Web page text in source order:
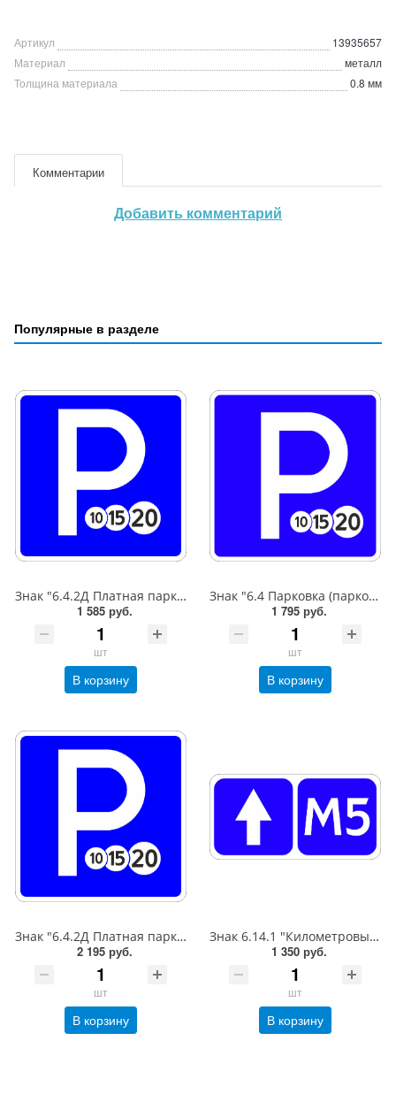
Артикул
13935657
Материал
металл
Толщина материала
0.8 мм
Комментарии
Добавить комментарий
Популярные в разделе
Знак "6.4.2Д Платная парковка для автотранспорта»,B=600,Тип А Коммерческая (3 года),металл 0.8 мм
1 585 руб.
шт
В корзину
Знак "6.4 Парковка (парковочное место)",B=600,Тип А (1б) Микропризм. (7-9 лет)металл 0.8 мм
1 795 руб.
шт
В корзину
Знак "6.4.2Д Платная парковка для автотранспорта»,B=700Тип А (la) Инженерная (5 лет)металл 0.8 мм
2 195 руб.
шт
В корзину
Знак 6.14.1 "Километровый знак",350*700Тип А (1б) Микропризм. (7-9 лет)металл 0.8 мм
1 350 руб.
шт
В корзину